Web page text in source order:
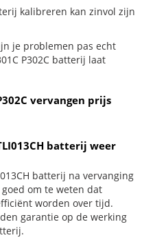
kalibreren kan zinvol zijn
je problemen pas echt
P302C batterij laat
vervangen prijs
batterij weer
batterij na vervanging
om te weten dat
worden over tijd.
garantie op de werking